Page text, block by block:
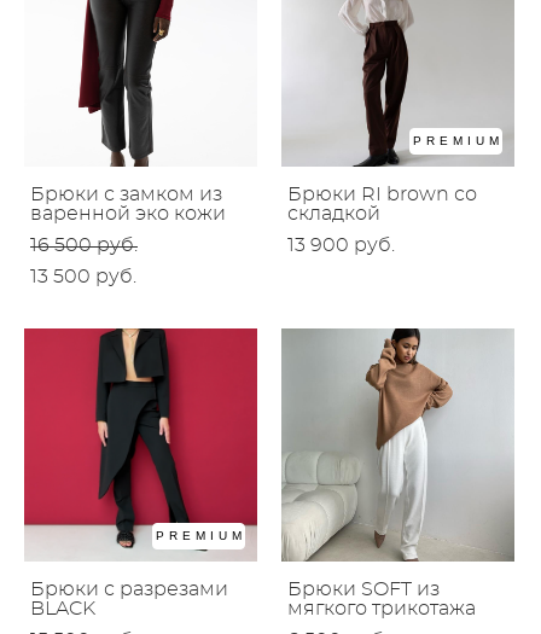
Брюки с замком из
варенной эко кожи
16 500 pуб.
13 500 pуб.
PREMIUM
Брюки RI brown со
складкой
13 900 pуб.
PREMIUM
Брюки с разрезами
BLACK
Брюки SOFT из
мягкого трикотажа